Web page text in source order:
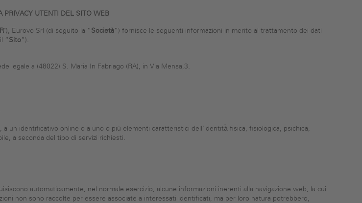
PRIVACY UTENTI DEL SITO WEB
"), Eurovo Srl (di seguito la “Società”) fornisce le seguenti informazioni in merito al trattamento dei dati
“Sito”).
legale a (48022) S. Maria In Fabriago (RA), in Via Mensa,3.
un identificativo online o a uno o più elementi caratteristici dell’identità̀ fisica, fisiologica, psichica,
a seconda del tipo di servizi richiesti.
automaticamente, nel normale esercizio, alcune informazioni inerenti alla navigazione web, la cui
non sono raccolte per essere associate a interessati identificati, ma per loro natura potrebbero,